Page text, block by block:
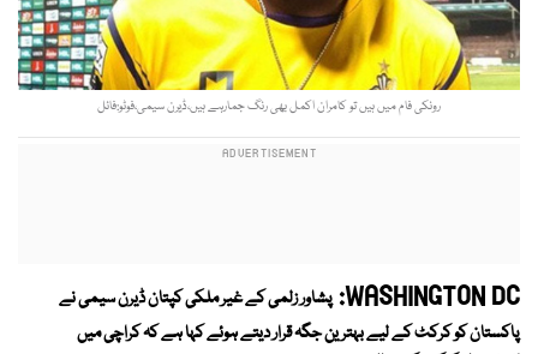
رونکی فام میں ہیں تو کامران اکمل بھی رنگ جمارہے ہیں،ڈیرن سیمی،فوٹو:فائل
WASHINGTON DC: پشاور زلمی کے غیر ملکی کپتان ڈیرن سیمی نے
پاکستان کو کرکٹ کے لیے بہترین جگہ قرار دیتے ہوئے کہا ہے کہ کراچی میں